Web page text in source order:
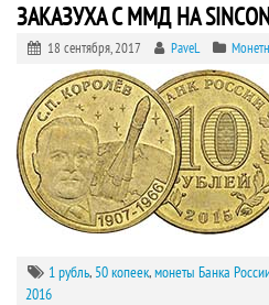
ЗАКАЗУХА С ММД НА
18 сентября, 2017 PaveL
1 рубль, 50 копеек,монеты Банка
2016